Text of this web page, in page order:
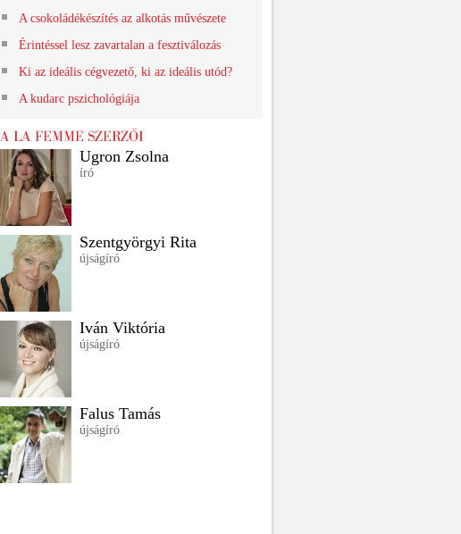
A csokoládékészítés az alkotás művészete
Érintéssel lesz zavartalan a fesztiválozás
Ki az ideális cégvezető, ki az ideális utód?
A kudarc pszichológiája
Ugron Zsolna
író
Szentgyörgyi Rita
újságíró
Iván Viktória
újságíró
Falus Tamás
újságíró